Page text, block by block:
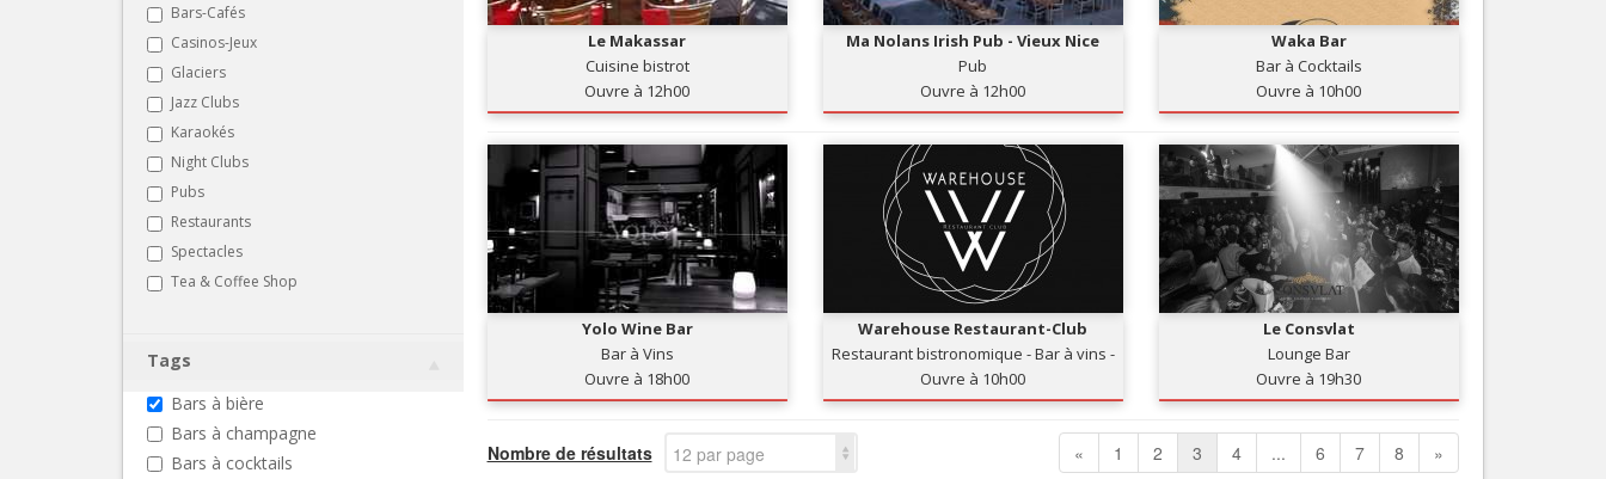
Bars-Cafés
Casinos-Jeux
Glaciers
Jazz Clubs
Karaokés
Night Clubs
Pubs
Restaurants
Spectacles
Tea & Coffee Shop
Tags
Bars à bière
Bars à champagne
Bars à cocktails
Le Makassar
Cuisine bistrot
Ouvre à 12h00
Ma Nolans Irish Pub - Vieux Nice
Pub
Ouvre à 12h00
Waka Bar
Bar à Cocktails
Ouvre à 10h00
Yolo Wine Bar
Bar à Vins
Ouvre à 18h00
Warehouse Restaurant-Club
Restaurant bistronomique - Bar à vins -
Club
Ouvre à 10h00
Le Consvlat
Lounge Bar
Ouvre à 19h30
Nombre de résultats 12 par page « 1 2 3 4 ... 6 7 8 »